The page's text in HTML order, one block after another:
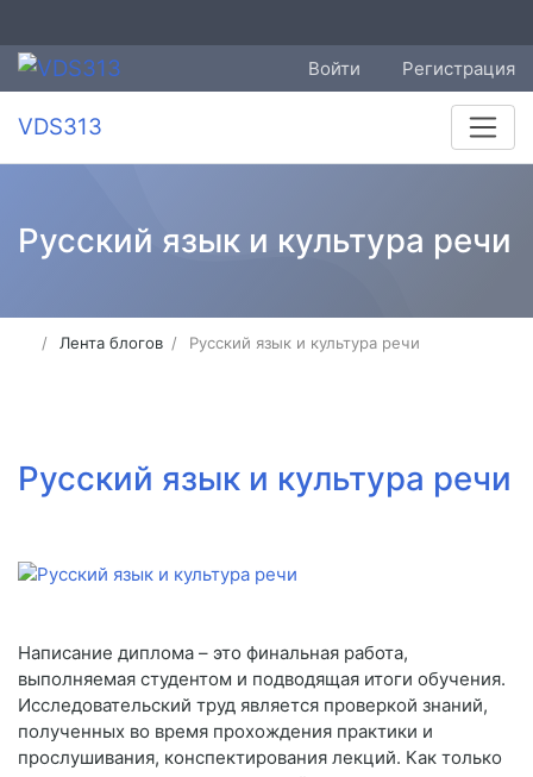
Войти Регистрация
VDS313
Русский язык и культура речи
Лента блогов Русский язык и культура речи
Русский язык и культура речи
Написание диплома – это финальная работа,
выполняемая студентом и подводящая итоги обучения.
Исследовательский труд является проверкой знаний,
полученных во время прохождения практики и
прослушивания, конспектирования лекций. Как только